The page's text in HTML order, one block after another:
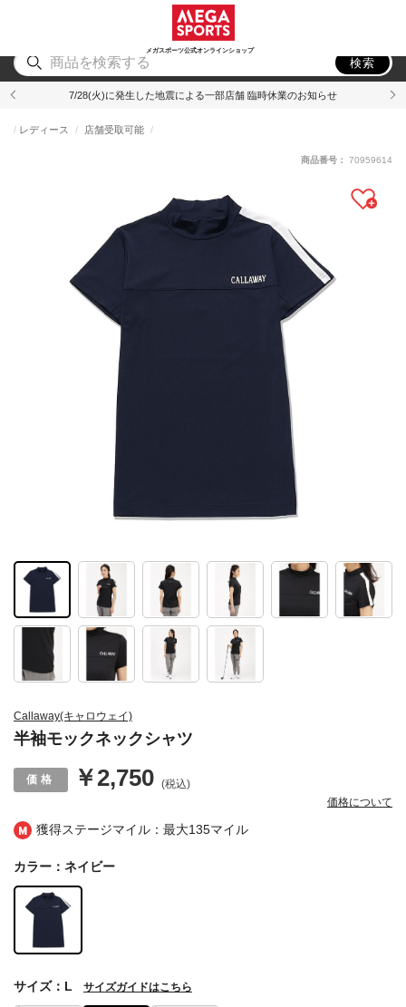
メガスポーツ公式オンラインショップ
アウトドア
検索
7/28(火)に発生した地震による一部店舗 臨時休業のお知らせ
獲得ステージマイル：最大135マイル
Callaway(キャロウェイ)
半袖モックネックシャツ
レディース 店舗受取可能
￥2,750 (税込)
価格について
商品番号： 70959614
カラー：ネイビー
サイズ：L サイズガイドはこちら